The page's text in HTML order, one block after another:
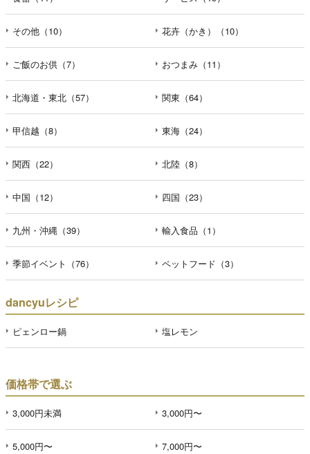
その他（10） 花卉（かき）（10）
ご飯のお供（7） おつまみ（11）
北海道・東北（57） 関東（64）
甲信越（8） 東海（24）
関西（22） 北陸（8）
中国（12） 四国（23）
九州・沖縄（39） 輸入食品（1）
季節イベント（76） ペットフード（3）
dancyuレシピ
ピェンロー鍋 塩レモン
価格帯で選ぶ
3,000円未満 3,000円〜
5,000円〜 7,000円〜